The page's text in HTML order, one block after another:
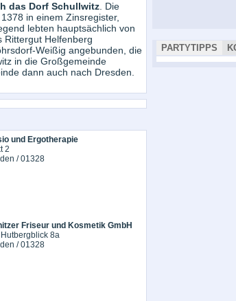
das Dorf Schullwitz. Die
in einem Zinsregister,
lebten hauptsächlich von
Rittergut Helfenberg
Weißig angebunden, die
in die Großgemeinde
dann auch nach Dresden.
und Ergotherapie
2
/ 01328
Friseur und Kosmetik GmbH
8a
/ 01328
PARTYTIPPS